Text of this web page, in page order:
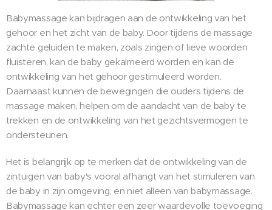
Babymassage kan bijdragen aan de ontwikkeling van het
gehoor en het zicht van de baby. Door tijdens de massage
zachte geluiden te maken, zoals zingen of lieve woorden
fluisteren, kan de baby gekalmeerd worden en kan de
ontwikkeling van het gehoor gestimuleerd worden.
Daarnaast kunnen de bewegingen die ouders tijdens de
massage maken, helpen om de aandacht van de baby te
trekken en de ontwikkeling van het gezichtsvermogen te
ondersteunen.
Het is belangrijk op te merken dat de ontwikkeling van de
zintuigen van baby's vooral afhangt van het stimuleren van
de baby in zijn omgeving, en niet alleen van babymassage.
Babymassage kan echter een zeer waardevolle toevoeging